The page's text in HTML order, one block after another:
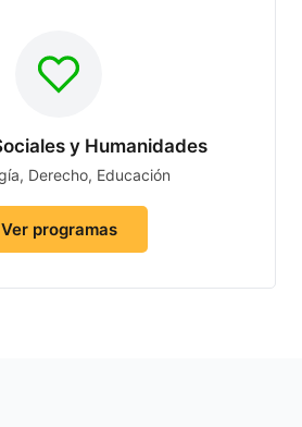
y Humanidades
Derecho, Educación
Ver programas